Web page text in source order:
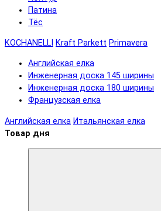
Патина
Тёс
KOCHANELLI Kraft Parkett Primavera
Английская елка
Инженерная доска 145 ширины
Инженерная доска 180 ширины
Французская елка
Английская елка Итальянская елка
Товар дня